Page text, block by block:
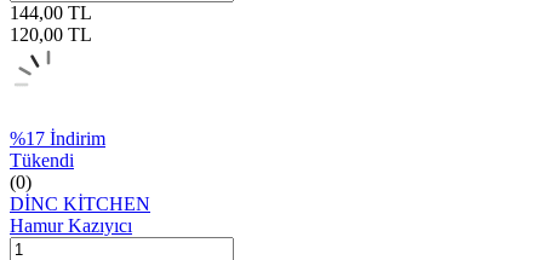
144,00 TL
120,00 TL
%17 İndirim
Tükendi
(0)
DİNC KİTCHEN
Hamur Kazıyıcı